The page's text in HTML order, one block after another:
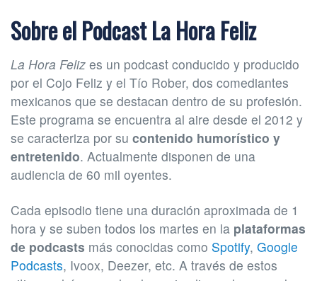
Sobre el Podcast La Hora Feliz
La Hora Feliz es un podcast conducido y producido
por el Cojo Feliz y el Tío Rober, dos comediantes
mexicanos que se destacan dentro de su profesión.
Este programa se encuentra al aire desde el 2012 y
se caracteriza por su contenido humorístico y
entretenido. Actualmente disponen de una
audiencia de 60 mil oyentes.
Cada episodio tiene una duración aproximada de 1
hora y se suben todos los martes en la plataformas
de podcasts más conocidas como Spotify, Google
Podcasts, Ivoox, Deezer, etc. A través de estos